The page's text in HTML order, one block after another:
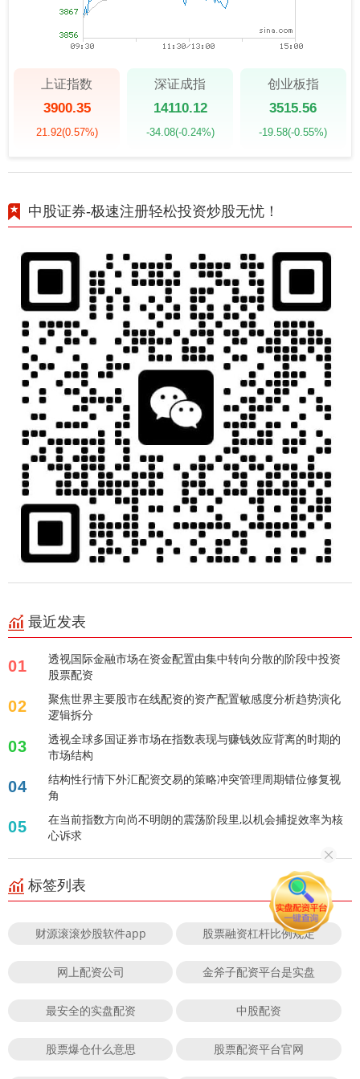
上证指数
3900.35
21.92(0.57%)
深证成指
14110.12
-34.08(-0.24%)
创业板指
3515.56
-19.58(-0.55%)
中股证券-极速注册轻松投资炒股无忧！
最近发表
01
透视国际金融市场在资金配置由集中转向分散的阶段中投资
股票配资
02
聚焦世界主要股市在线配资的资产配置敏感度分析趋势演化
逻辑拆分
03
透视全球多国证券市场在指数表现与赚钱效应背离的时期的
市场结构
04
结构性行情下外汇配资交易的策略冲突管理周期错位修复视
角
05
在当前指数方向尚不明朗的震荡阶段里,以机会捕捉效率为核
心诉求
标签列表
财源滚滚炒股软件app 股票融资杠杆比例规定
网上配资公司 金斧子配资平台是实盘
最安全的实盘配资 中股配资
股票爆仓什么意思 股票配资平台官网